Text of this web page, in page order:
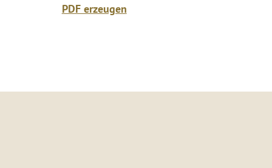
PDF erzeugen